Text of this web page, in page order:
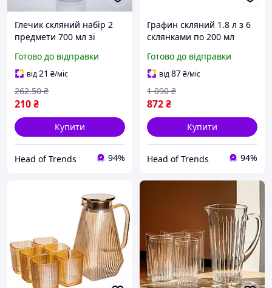
Глечик скляний набір 2
предмети 700 мл зі
компоту соку води
глечики для декору
стильний з кришкою
Готово до відправки
від21 ₴/міс
210₴
262.50 ₴
Купити
Head of Trends 94%
Графин скляний 1.8 л з 6
склянками по 200 мл
компоту лимонаду глечик
скляний для напоїв
Глечики Сірий
Готово до відправки
від87₴/міс
872₴
1 090 ₴
Купити
Head of Trends 94%